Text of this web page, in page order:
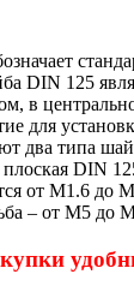
DIN 125
в
для
два типа
DIN
от М1.6 до
– от М5 до